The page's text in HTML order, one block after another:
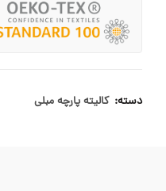
دسته: کالیته پارچه مبلی